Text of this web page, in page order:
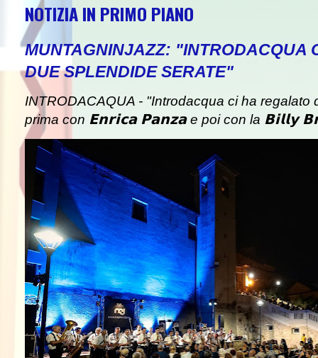
NOTIZIA IN PRIMO PIANO
MUNTAGNINJAZZ: "INTRODACQUA
DUE SPLENDIDE SERATE"
INTRODACAQUA - "Introdacqua ci ha regalato
prima con 𝗘𝗻𝗿𝗶𝗰𝗮 𝗣𝗮𝗻𝘇𝗮 e poi con la 𝗕𝗶𝗹𝗹𝘆